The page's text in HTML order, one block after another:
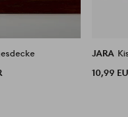
JARA
10,99